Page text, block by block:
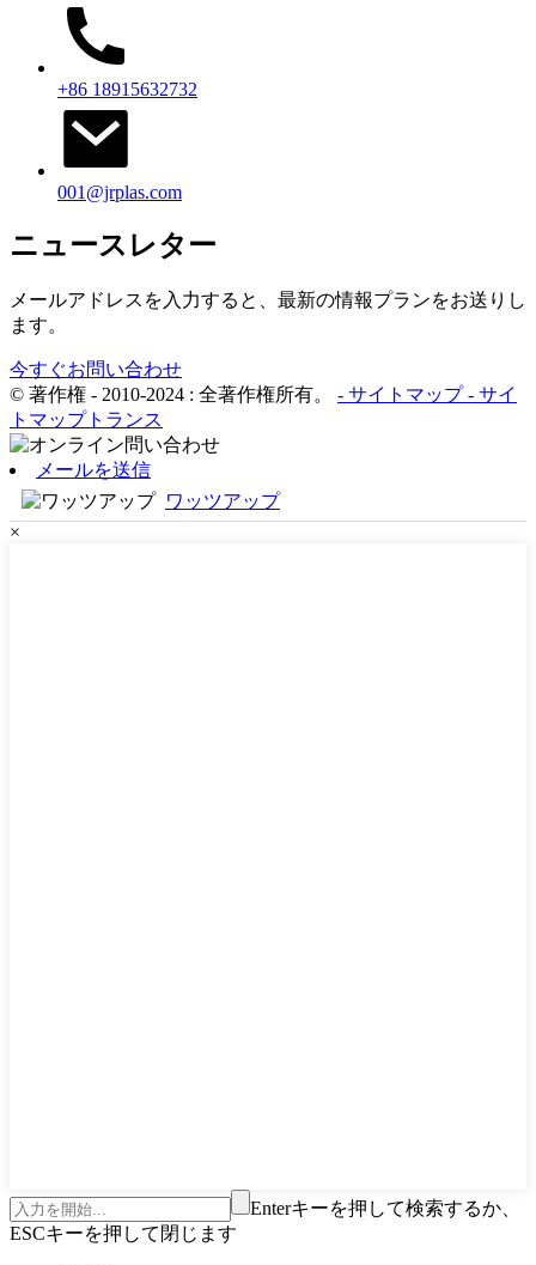
+86 18915632732
001@jrplas.com
ニュースレター
メールアドレスを入力すると、最新の情報プランをお送りし
ます。
今すぐお問い合わせ
© 著作権 - 2010-2024 : 全著作権所有。 - サイトマップ- サイ
トマップトランス
メールを送信
ワッツアップ
×
Enterキーを押して検索するか、
ESCキーを押して閉じます